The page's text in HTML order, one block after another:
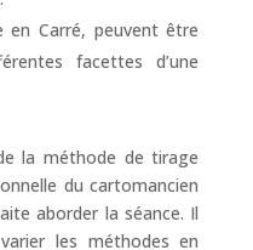
en Carré, peuvent être
facettes d’une
la méthode de tirage
du cartomancien
aborder la séance. Il
les méthodes en